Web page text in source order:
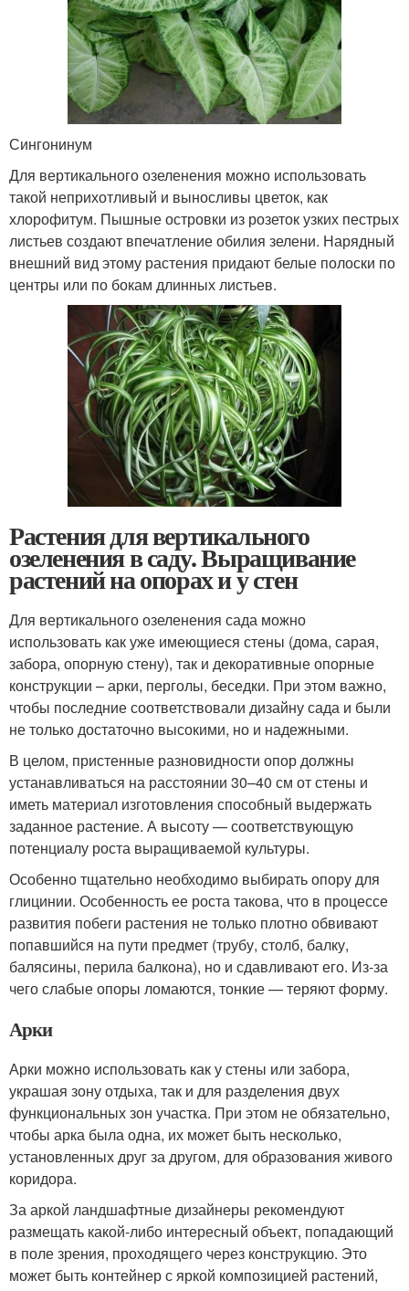
Сингонинум
Для вертикального озеленения можно использовать
такой неприхотливый и выносливы цветок, как
хлорофитум. Пышные островки из розеток узких пестрых
листьев создают впечатление обилия зелени. Нарядный
внешний вид этому растения придают белые полоски по
центры или по бокам длинных листьев.
Растения для вертикального
озеленения в саду. Выращивание
растений на опорах и у стен
Для вертикального озеленения сада можно
использовать как уже имеющиеся стены (дома, сарая,
забора, опорную стену), так и декоративные опорные
конструкции – арки, перголы, беседки. При этом важно,
чтобы последние соответствовали дизайну сада и были
не только достаточно высокими, но и надежными.
В целом, пристенные разновидности опор должны
устанавливаться на расстоянии 30–40 см от стены и
иметь материал изготовления способный выдержать
заданное растение. А высоту — соответствующую
потенциалу роста выращиваемой культуры.
Особенно тщательно необходимо выбирать опору для
глицинии. Особенность ее роста такова, что в процессе
развития побеги растения не только плотно обвивают
попавшийся на пути предмет (трубу, столб, балку,
балясины, перила балкона), но и сдавливают его. Из-за
чего слабые опоры ломаются, тонкие — теряют форму.
Арки
Арки можно использовать как у стены или забора,
украшая зону отдыха, так и для разделения двух
функциональных зон участка. При этом не обязательно,
чтобы арка была одна, их может быть несколько,
установленных друг за другом, для образования живого
коридора.
За аркой ландшафтные дизайнеры рекомендуют
размещать какой-либо интересный объект, попадающий
в поле зрения, проходящего через конструкцию. Это
может быть контейнер с яркой композицией растений,